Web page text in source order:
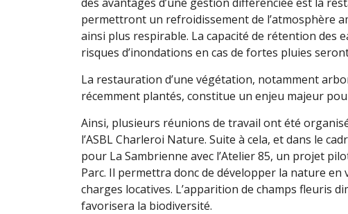
permettront un refroidissement de l’atmosphère
ainsi plus respirable. La capacité de rétention des
risques d’inondations en cas de fortes pluies
La restauration d’une végétation, notamment
récemment plantés, constitue un enjeu majeur
Ainsi, plusieurs réunions de travail ont été
l’ASBL Charleroi Nature. Suite à cela, et dans le
pour La Sambrienne avec l’Atelier 85, un projet
Parc. Il permettra donc de développer la nature
charges locatives. L’apparition de champs fleuris
favorisera la biodiversité.